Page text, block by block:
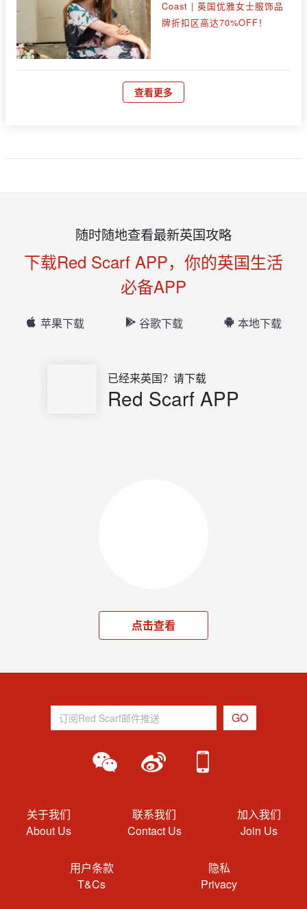
Coast | 英国优雅女士服饰品
牌折扣区高达70%OFF！
查看更多
随时随地查看最新英国攻略
下载Red Scarf APP，你的英国生活
必备APP
苹果下载 谷歌下载 本地下载
已经来英国？请下载
Red Scarf APP
点击查看
关于我们
About Us
联系我们
Contact Us
加入我们
Join Us
用户条款
T&Cs
隐私
Privacy